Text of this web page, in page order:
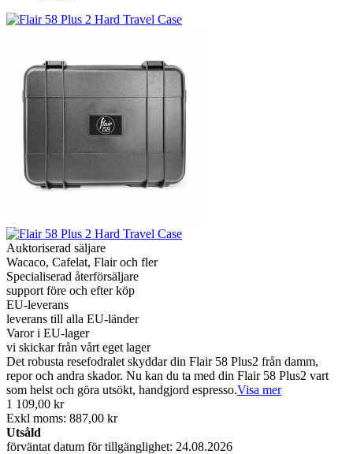
Auktoriserad säljare
Wacaco, Cafelat, Flair och fler
Specialiserad återförsäljare
support före och efter köp
EU-leverans
leverans till alla EU-länder
Varor i EU-lager
vi skickar från vårt eget lager
Det robusta resefodralet skyddar din Flair 58 Plus2 från damm,
repor och andra skador. Nu kan du ta med din Flair 58 Plus2 vart
som helst och göra utsökt, handgjord espresso.Visa mer
1 109,00 kr
Exkl moms: 887,00 kr
Utsåld
förväntat datum för tillgänglighet: 24.08.2026